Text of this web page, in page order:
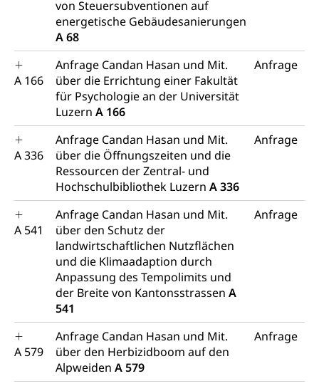
von Steuersubventionen auf
energetische Gebäudesanierungen
A 68
A 166
Anfrage Candan Hasan und Mit.
über die Errichtung einer Fakultät
für Psychologie an der Universität
Luzern A 166
Anfrage
A 336
Anfrage Candan Hasan und Mit.
über die Öffnungszeiten und die
Ressourcen der Zentral- und
Hochschulbibliothek Luzern A 336
Anfrage
A 541
Anfrage Candan Hasan und Mit.
über den Schutz der
landwirtschaftlichen Nutzflächen
und die Klimaadaption durch
Anpassung des Tempolimits und
der Breite von Kantonsstrassen A
541
Anfrage
A 579
Anfrage Candan Hasan und Mit.
über den Herbizidboom auf den
Alpweiden A 579
Anfrage